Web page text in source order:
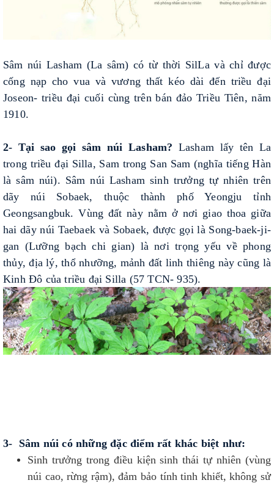
Sâm núi Lasham (La sâm) có từ thời SilLa và chỉ được
cống nạp cho vua và vương thất kéo dài đến triều đại
Joseon- triều đại cuối cùng trên bán đảo Triều Tiên, năm
1910.
2- Tại sao gọi sâm núi Lasham? Lasham lấy tên La
trong triều đại Silla, Sam trong San Sam (nghĩa tiếng Hàn
là sâm núi). Sâm núi Lasham sinh trưởng tự nhiên trên
dãy núi Sobaek, thuộc thành phố Yeongju tỉnh
Geongsangbuk. Vùng đất này nằm ở nơi giao thoa giữa
hai dãy núi Taebaek và Sobaek, được gọi là Song-baek-ji-
gan (Lưỡng bạch chi gian) là nơi trọng yếu về phong
thủy, địa lý, thổ nhưỡng, mảnh đất linh thiêng này cũng là
Kinh Đô của triều đại Silla (57 TCN- 935).
3- Sâm núi có những đặc điểm rất khác biệt như:
Sinh trưởng trong điều kiện sinh thái tự nhiên (vùng
núi cao, rừng rậm), đảm bảo tính tinh khiết, không sử